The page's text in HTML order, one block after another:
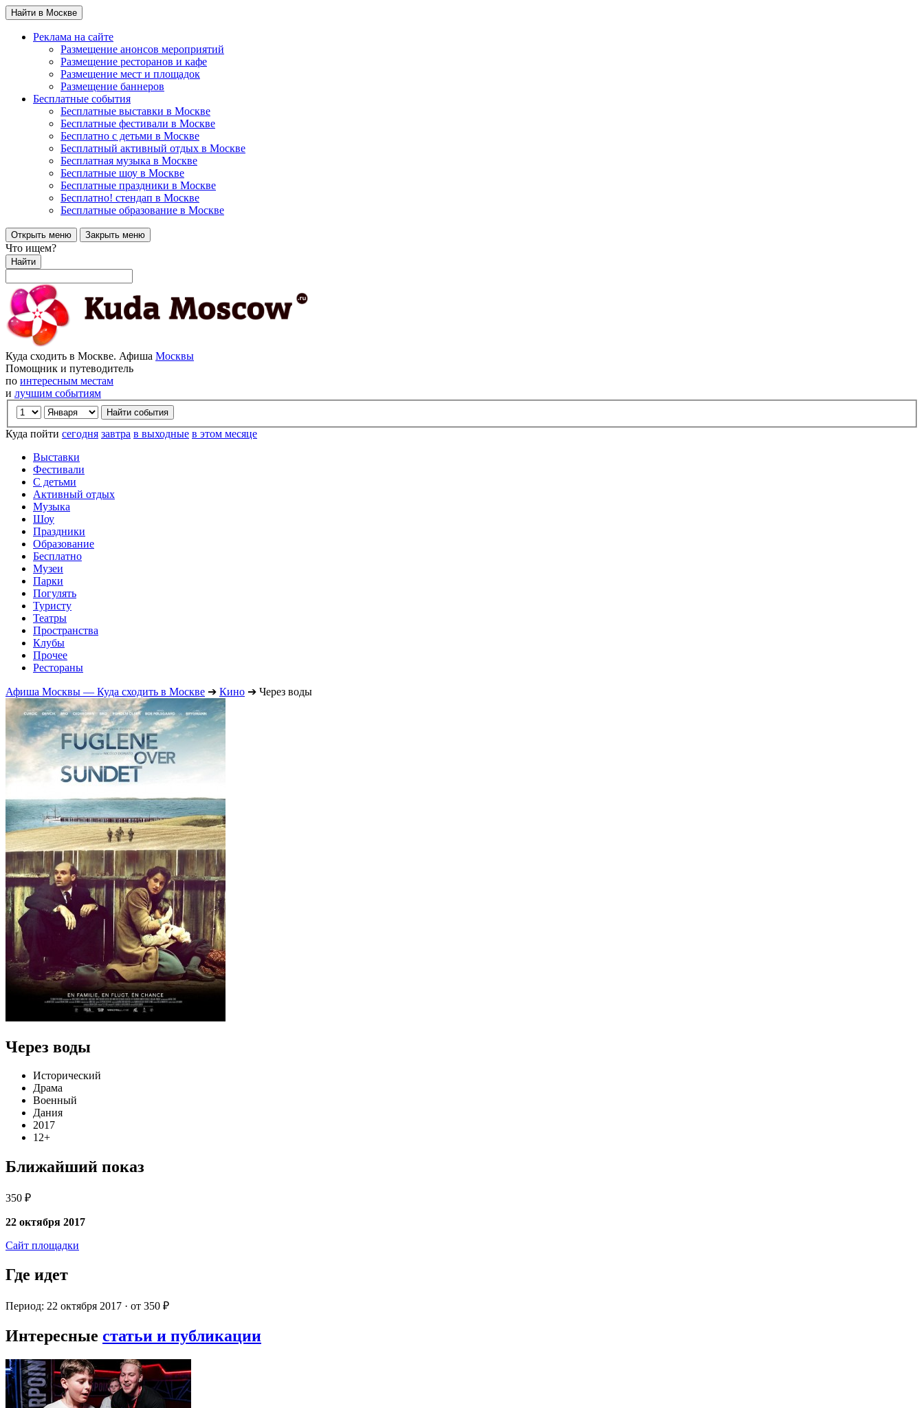
Найти в Москве
Реклама на сайте
Размещение анонсов мероприятий
Размещение ресторанов и кафе
Размещение мест и площадок
Размещение баннеров
Бесплатные события
Бесплатные выставки в Москве
Бесплатные фестивали в Москве
Бесплатно с детьми в Москве
Бесплатный активный отдых в Москве
Бесплатная музыка в Москве
Бесплатные шоу в Москве
Бесплатные праздники в Москве
Бесплатно! стендап в Москве
Бесплатные образование в Москве
Открыть меню Закрыть меню
Что ищем?
Найти
Куда сходить в Москве. Афиша Москвы
Помощник и путеводитель
по интересным местам
и лучшим событиям
Куда пойти сегодня завтра в выходные в этом месяце
Выставки
Фестивали
С детьми
Активный отдых
Музыка
Шоу
Праздники
Образование
Бесплатно
Музеи
Парки
Погулять
Туристу
Театры
Пространства
Клубы
Прочее
Рестораны
Афиша Москвы — Куда сходить в Москве ➔ Кино ➔ Через воды
Через воды
Исторический
Драма
Военный
Дания
2017
12+
Ближайший показ
350 ₽
22 октября 2017
Сайт площадки
Где идет
Период: 22 октября 2017 · от 350 ₽
Интересные статьи и публикации